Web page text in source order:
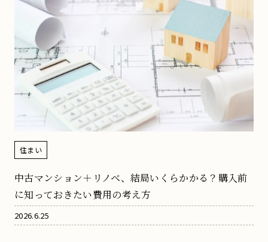
住まい
中古マンション＋リノベ、結局いくらかかる？購入前
に知っておきたい費用の考え方
2026.6.25